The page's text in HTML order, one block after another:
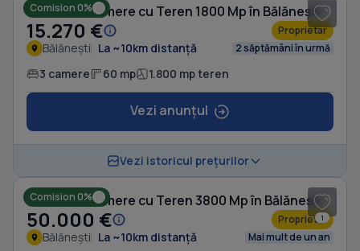
Comision 0%
Casă cu 3 camere cu Teren 1800 Mp în Bălănești
15.270 € Proprietar
Bălănești La ~10km distanță 2 săptămâni în urmă
3 camere 60 mp 1.800 mp teren
Vezi anunțul
Vezi istoricul prețurilor
1
Comision 0%
Casă cu 3 camere cu Teren 3800 Mp în Bălănești
50.000 € Proprietar
Bălănești La ~10km distanță Mai mult de un an